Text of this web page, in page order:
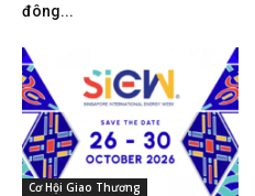
đông...
Cơ Hội Giao Thương